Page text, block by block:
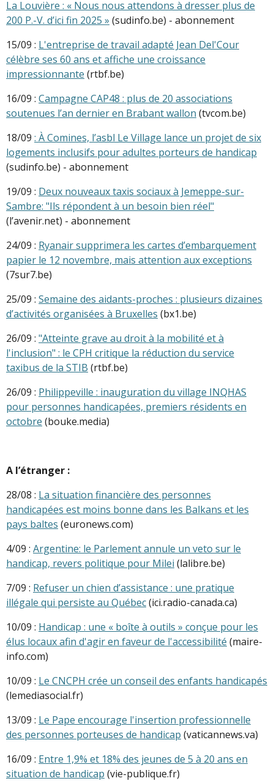
La Louvière : « Nous nous attendons à dresser plus de
200 P.-V. d’ici fin 2025 » (sudinfo.be) - abonnement
15/09 : L'entreprise de travail adapté Jean Del'Cour
célèbre ses 60 ans et affiche une croissance
impressionnante (rtbf.be)
16/09 : Campagne CAP48 : plus de 20 associations
soutenues l’an dernier en Brabant wallon (tvcom.be)
18/09 : À Comines, l’asbl Le Village lance un projet de six
logements inclusifs pour adultes porteurs de handicap
(sudinfo.be) - abonnement
19/09 : Deux nouveaux taxis sociaux à Jemeppe-sur-
Sambre: "Ils répondent à un besoin bien réel"
(l’avenir.net) - abonnement
24/09 : Ryanair supprimera les cartes d’embarquement
papier le 12 novembre, mais attention aux exceptions
(7sur7.be)
25/09 : Semaine des aidants-proches : plusieurs dizaines
d’activités organisées à Bruxelles (bx1.be)
26/09 : "Atteinte grave au droit à la mobilité et à
l'inclusion" : le CPH critique la réduction du service
taxibus de la STIB (rtbf.be)
26/09 : Philippeville : inauguration du village INQHAS
pour personnes handicapées, premiers résidents en
octobre (bouke.media)
A l’étranger :
28/08 : La situation financière des personnes
handicapées est moins bonne dans les Balkans et les
pays baltes (euronews.com)
4/09 : Argentine: le Parlement annule un veto sur le
handicap, revers politique pour Milei (lalibre.be)
7/09 : Refuser un chien d’assistance : une pratique
illégale qui persiste au Québec(ici.radio-canada.ca)
10/09 : Handicap : une « boîte à outils » conçue pour les
élus locaux afin d'agir en faveur de l'accessibilité (maire-
info.com)
10/09 : Le CNCPH crée un conseil des enfants handicapés
(lemediasocial.fr)
13/09 : Le Pape encourage l'insertion professionnelle
des personnes porteuses de handicap (vaticannews.va)
16/09 : Entre 1,9% et 18% des jeunes de 5 à 20 ans en
situation de handicap (vie-publique.fr)